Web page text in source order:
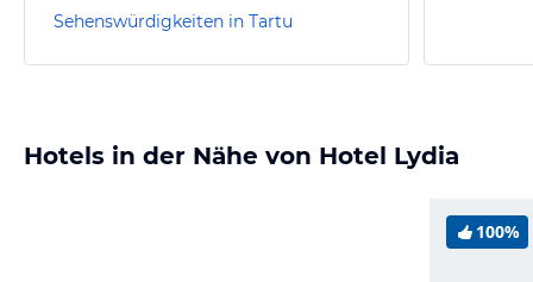
Sehenswürdigkeiten in Tartu
Hotels in der Nähe von Hotel Lydia
100%